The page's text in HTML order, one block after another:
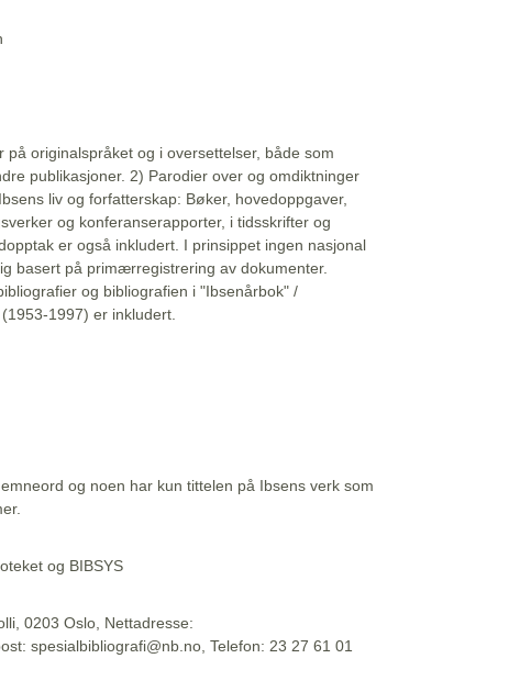
originalspråket og i oversettelser, både som
publikasjoner. 2) Parodier over og omdiktninger
liv og forfatterskap: Bøker, hovedoppgaver,
og konferanserapporter, i tidsskrifter og
er også inkludert. I prinsippet ingen nasjonal
basert på primærregistrering av dokumenter.
og bibliografien i "Ibsenårbok" /
1997) er inkludert.
og noen har kun tittelen på Ibsens verk som
og BIBSYS
0203 Oslo, Nettadresse:
spesialbibliografi@nb.no, Telefon: 23 27 61 01